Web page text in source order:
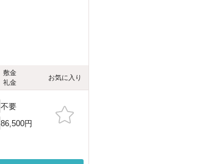
敷金
礼金
お気に入り
不要
86,500円